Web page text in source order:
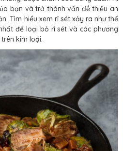
bạn và trở thành vấn đề thiếu an
Tìm hiểu xem rỉ sét xảy ra như thế
để loại bỏ rỉ sét và các phương
kim loại.